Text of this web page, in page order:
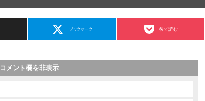
ブックマーク 後で読む
コメント欄を非表示